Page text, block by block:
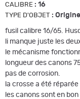
CALIBRE : 16
TYPE D'OBJET : Origine
fusil calibre 16/65.
li manque juste les
le mécanisme
longueur des canons
pas de corrosion.
la crosse a été
les canons sont en